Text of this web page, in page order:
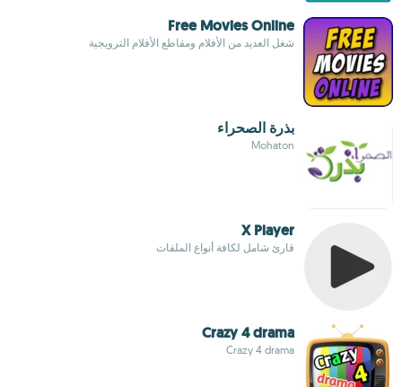
Free Movies Online
شغل العديد من الأفلام ومقاطع الأفلام الترويجية
بذرة الصحراء
Mohaton
X Player
قارئ شامل لكافة أنواع الملفات
Crazy 4 drama
Crazy 4 drama